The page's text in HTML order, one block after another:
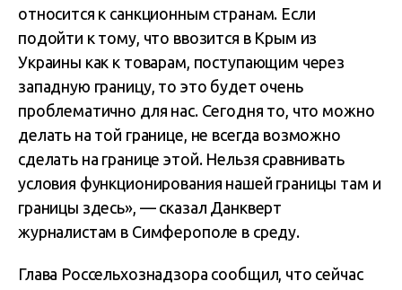
относится к санкционным странам. Если
подойти к тому, что ввозится в Крым из
Украины как к товарам, поступающим через
западную границу, то это будет очень
проблематично для нас. Сегодня то, что можно
делать на той границе, не всегда возможно
сделать на границе этой. Нельзя сравнивать
условия функционирования нашей границы там и
границы здесь», — сказал Данкверт
журналистам в Симферополе в среду.
Глава Россельхознадзора сообщил, что сейчас